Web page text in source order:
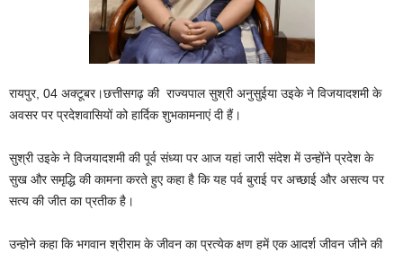
रायपुर, 04 अक्टूबर।छत्तीसगढ़ की राज्यपाल सुश्री अनुसुईया उइके ने विजयादशमी के
अवसर पर प्रदेशवासियों को हार्दिक शुभकामनाएं दी हैं।
सुश्री उइके ने विजयादशमी की पूर्व संध्या पर आज यहां जारी संदेश में उन्होंने प्रदेश के
सुख और समृद्धि की कामना करते हुए कहा है कि यह पर्व बुराई पर अच्छाई और असत्य पर
सत्य की जीत का प्रतीक है।
उन्होने कहा कि भगवान श्रीराम के जीवन का प्रत्येक क्षण हमें एक आदर्श जीवन जीने की